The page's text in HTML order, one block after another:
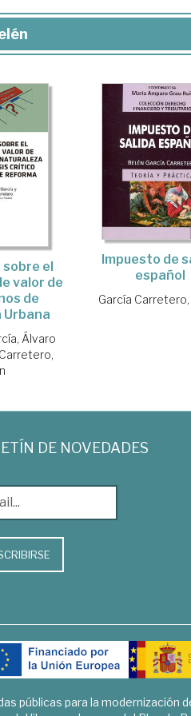
sobre el
valor de
de
Álvaro
Impuesto de
español
García
DE NOVEDADES
públicas para la modernización